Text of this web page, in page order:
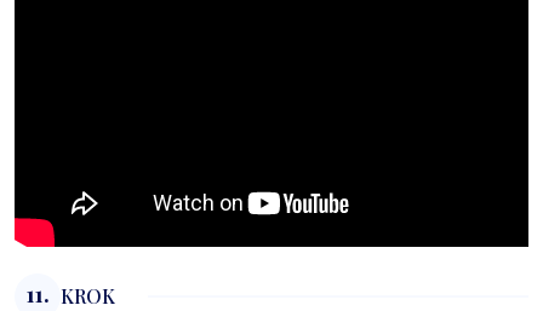
11. KROK